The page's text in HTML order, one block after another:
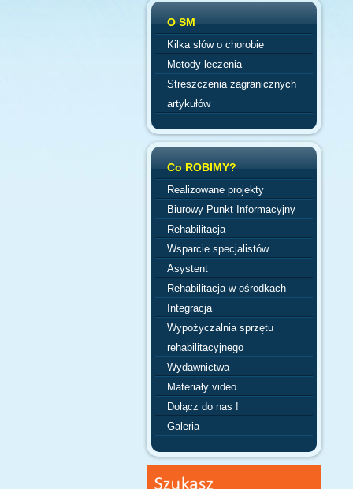
O SM
Kilka słów o chorobie
Metody leczenia
Streszczenia zagranicznych
artykułów
Co ROBIMY?
Realizowane projekty
Biurowy Punkt Informacyjny
Rehabilitacja
Wsparcie specjalistów
Asystent
Rehabilitacja w ośrodkach
Integracja
Wypożyczalnia sprzętu
rehabilitacyjnego
Wydawnictwa
Materiały video
Dołącz do nas !
Galeria